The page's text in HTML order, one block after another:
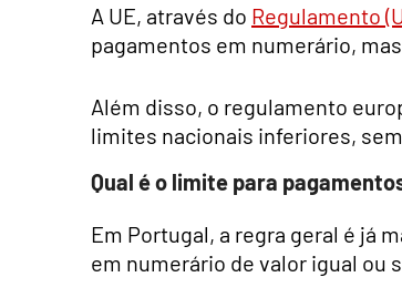
A UE, através do Regulamento
pagamentos em numerário,
Além disso, o regulamento
limites nacionais inferiores,
Qual é o limite para
Em Portugal, a regra geral é já
em numerário de valor igual ou